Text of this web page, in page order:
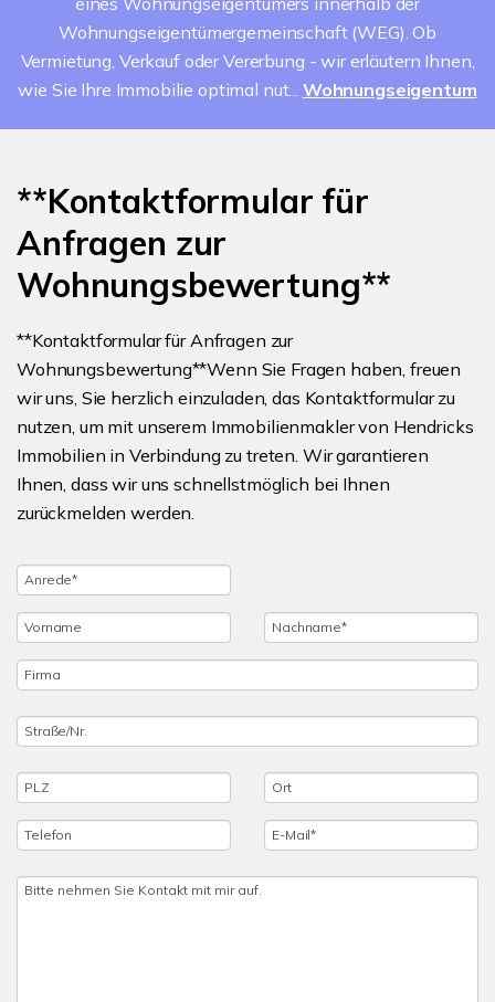
Wohnungseigentümergemeinschaft (WEG). Ob
Vermietung, Verkauf oder Vererbung - wir erläutern Ihnen,
wie Sie Ihre Immobilie optimal nut... Wohnungseigentum
**Kontaktformular für
Anfragen zur
Wohnungsbewertung**
**Kontaktformular für Anfragen zur
Wohnungsbewertung**Wenn Sie Fragen haben, freuen
wir uns, Sie herzlich einzuladen, das Kontaktformular zu
nutzen, um mit unserem Immobilienmakler von Hendricks
Immobilien in Verbindung zu treten. Wir garantieren
Ihnen, dass wir uns schnellstmöglich bei Ihnen
zurückmelden werden.